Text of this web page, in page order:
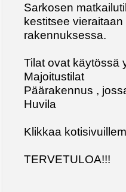
Sarkosen
kestitsee
rakennuksessa.
Tilat ovat käytössä
Majoitustilat
Päärakennus ,
Huvila
Klikkaa
TERVETULOA!!!